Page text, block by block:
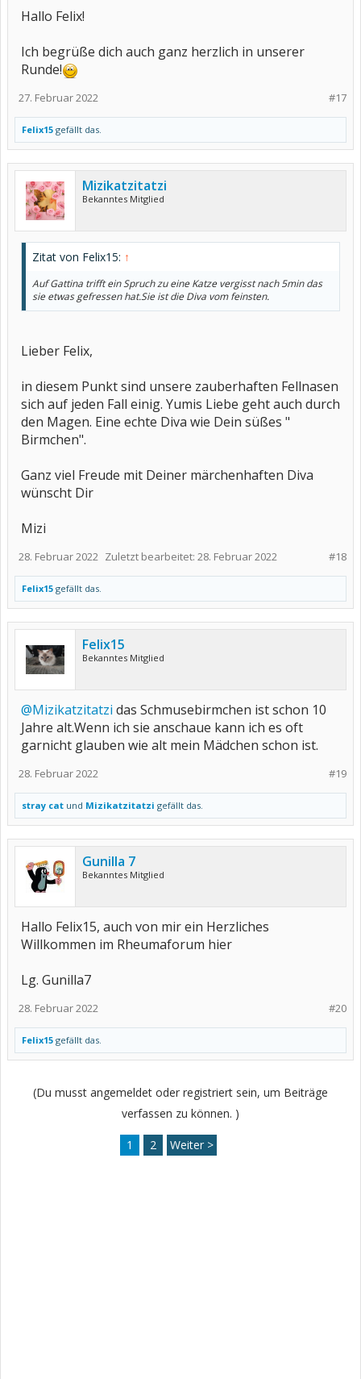
Hallo Felix!
Ich begrüße dich auch ganz herzlich in unserer
Runde!
#17
27. Februar 2022
Felix15 gefällt das.
Mizikatzitatzi
Bekanntes Mitglied
Zitat von Felix15: ↑
Auf Gattina trifft ein Spruch zu eine Katze vergisst nach 5min das
sie etwas gefressen hat.Sie ist die Diva vom feinsten.
Lieber Felix,
in diesem Punkt sind unsere zauberhaften Fellnasen
sich auf jeden Fall einig. Yumis Liebe geht auch durch
den Magen. Eine echte Diva wie Dein süßes "
Birmchen".
Ganz viel Freude mit Deiner märchenhaften Diva
wünscht Dir
Mizi
#18
28. Februar 2022 Zuletzt bearbeitet: 28. Februar 2022
Felix15 gefällt das.
Felix15
Bekanntes Mitglied
@Mizikatzitatzi das Schmusebirmchen ist schon 10
Jahre alt.Wenn ich sie anschaue kann ich es oft
garnicht glauben wie alt mein Mädchen schon ist.
#19
28. Februar 2022
stray cat und Mizikatzitatzi gefällt das.
Gunilla 7
Bekanntes Mitglied
Hallo Felix15, auch von mir ein Herzliches
Willkommen im Rheumaforum hier
Lg. Gunilla7
#20
28. Februar 2022
Felix15 gefällt das.
(Du musst angemeldet oder registriert sein, um Beiträge
verfassen zu können. )
1 2 Weiter >